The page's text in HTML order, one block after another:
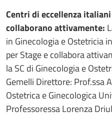
Centri di eccellenza
collaborano attivamente:
in Ginecologia e Ostetricia
per Stage e collabora
la SC di Ginecologia e
Gemelli Direttore: Prof.ssa
Ostetrica e Ginecologica
Professoressa Lorenza